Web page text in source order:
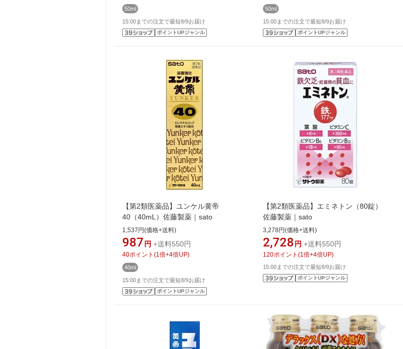
50ml
15:00までの注文で最短8/9お届け
ポイントUPジャンル
50ml
15:00までの注文で最短8/9お届け
ポイントUPジャンル
【第2類医薬品】ユンケル黄帝
40（40mL）佐藤製薬｜sato
1,537円(価格+送料)
987 円 +送料550円
40ポイント (1 倍+4倍UP)
40ml
15:00までの注文で最短8/9お届け
ポイントUPジャンル
【第2類医薬品】エミネトン（80錠）
佐藤製薬｜sato
3,278円(価格+送料)
2,728 円 +送料550円
120ポイント (1 倍+4倍UP)
15:00までの注文で最短8/9お届け
ポイントUPジャンル